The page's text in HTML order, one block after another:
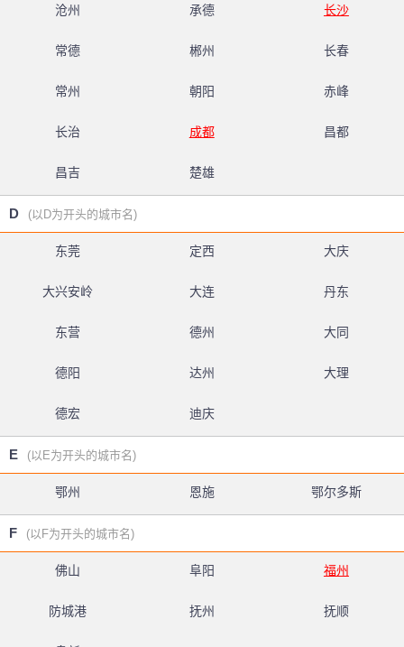
沧州 承德 长沙
常德 郴州 长春
常州 朝阳 赤峰
长治 成都 昌都
昌吉 楚雄
D (以D为开头的城市名)
东莞 定西 大庆
大兴安岭 大连 丹东
东营 德州 大同
德阳 达州 大理
德宏 迪庆
E (以E为开头的城市名)
鄂州 恩施 鄂尔多斯
F (以F为开头的城市名)
佛山 阜阳 福州
防城港 抚州 抚顺